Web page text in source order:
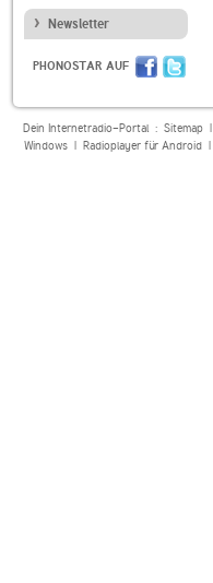
Newsletter
PHONOSTAR AUF
Dein Internetradio-Portal : Sitemap|
Windows| Radioplayer für Android|